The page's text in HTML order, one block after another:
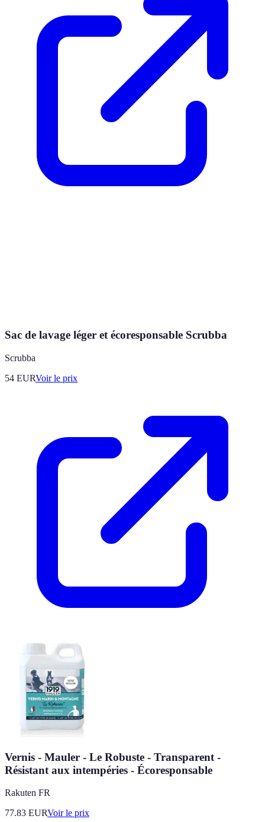
Sac de lavage léger et écoresponsable Scrubba
Scrubba
54 EURVoir le prix
Vernis - Mauler - Le Robuste - Transparent -
Résistant aux intempéries - Écoresponsable
Rakuten FR
77.83 EURVoir le prix